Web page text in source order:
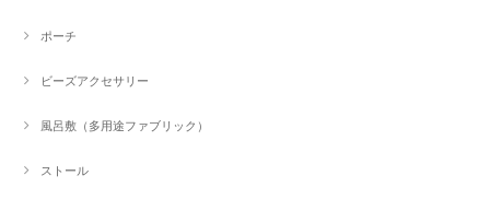
ポーチ
ビーズアクセサリー
風呂敷（多用途ファブリック）
ストール